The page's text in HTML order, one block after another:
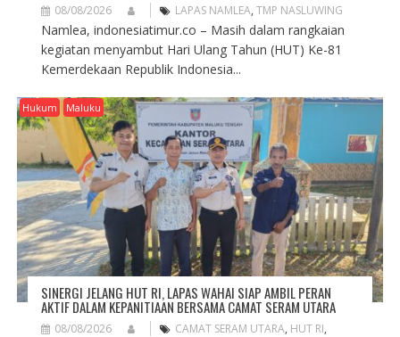
08/08/2026 LAPAS NAMLEA, TMP NASLUWING
Namlea, indonesiatimur.co – Masih dalam rangkaian
kegiatan menyambut Hari Ulang Tahun (HUT) Ke-81
Kemerdekaan Republik Indonesia...
Hukum Maluku
SINERGI JELANG HUT RI, LAPAS WAHAI SIAP AMBIL PERAN
AKTIF DALAM KEPANITIAAN BERSAMA CAMAT SERAM UTARA
08/08/2026 CAMAT SERAM UTARA, HUT RI,